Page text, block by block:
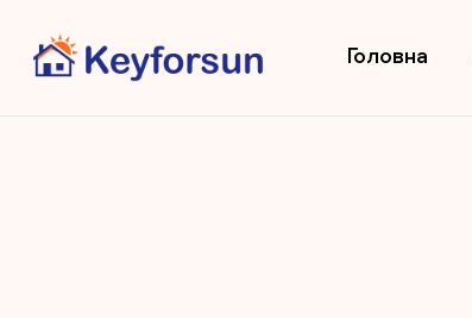
Головна